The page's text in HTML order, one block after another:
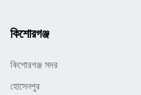
কিশোরগঞ্জ
কিশোরগঞ্জ সদর
হোসেনপুর